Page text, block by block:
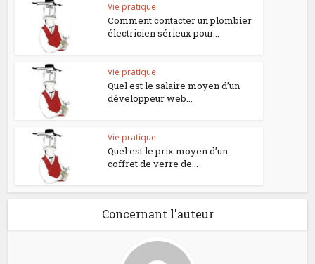
Vie pratique
Comment contacter un plombier
électricien sérieux pour...
Vie pratique
Quel est le salaire moyen d’un
développeur web...
Vie pratique
Quel est le prix moyen d’un
coffret de verre de...
Concernant l'auteur